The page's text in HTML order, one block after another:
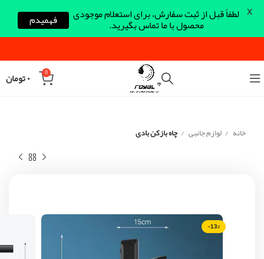
0 ۰تومان
خانه لوازم جانبی چاه بازکن بادی
-13%
لطفاً قبل از ثبت سفارش، برای استعلام موجودی
محصول با ما تماس بگیرید. فهمیدم X